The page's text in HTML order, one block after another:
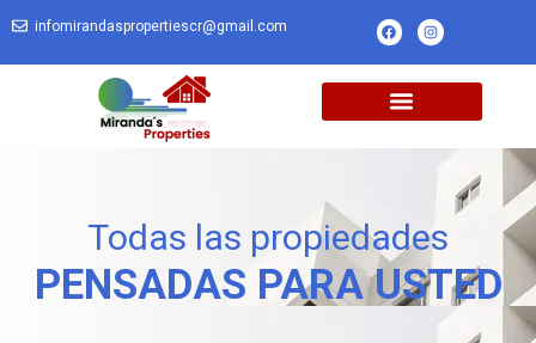
infomirandaspropertiescr@gmail.com
Todas las propiedades
PENSADAS PARA USTED